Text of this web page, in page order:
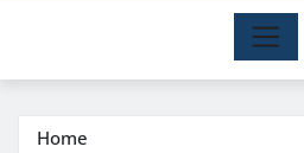
Home